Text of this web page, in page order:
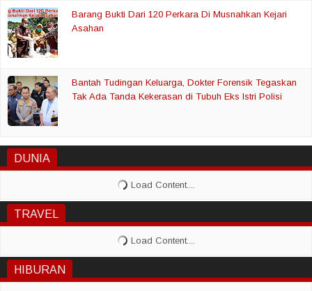
Barang Bukti Dari 120 Perkara Di Musnahkan Kejari
Asahan
Bantah Tudingan Keluarga, Dokter Forensik Tegaskan
Tak Ada Tanda Kekerasan di Tubuh Eks Istri Polisi
DUNIA
TRAVEL
HIBURAN